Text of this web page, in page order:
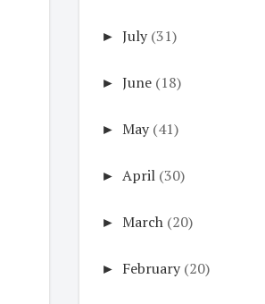
► July (31)
► June (18)
► May (41)
► April (30)
► March (20)
► February (20)